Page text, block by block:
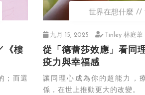
《樓
；而選
世界在想什麼
九月 15, 2025 Tinley 林庭葦
從「德蕾莎效應」看同
疫力與幸福感
讓同理心成為你的超能力，
係，在世上推動更大的改變。